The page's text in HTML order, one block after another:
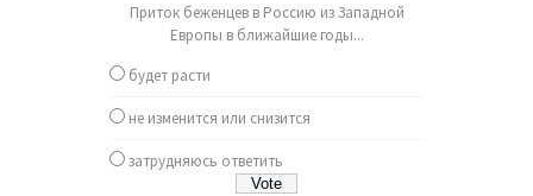
Приток беженцев в Россию из Западной
Европы в ближайшие годы...
будет расти
не изменится или снизится
затрудняюсь ответить